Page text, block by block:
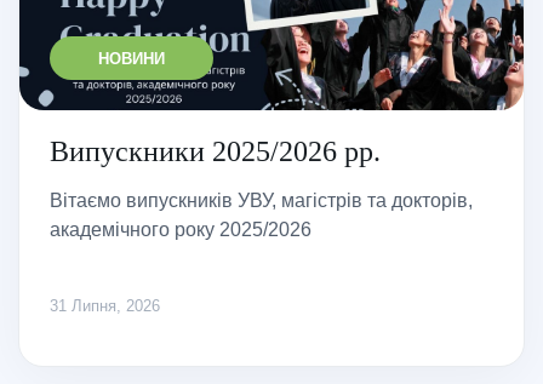
НОВИНИ
Випускники 2025/2026 рр.
Вітаємо випускників УВУ, магістрів та докторів,
академічного року 2025/2026
31 Липня, 2026